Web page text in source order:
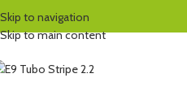
Skip to navigation
Skip to main content